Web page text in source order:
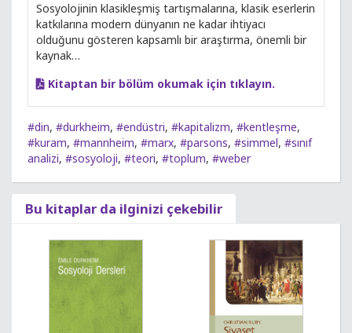
Sosyolojinin klasikleşmiş tartışmalarına, klasik eserlerin
katkılarına modern dünyanın ne kadar ihtiyacı
olduğunu gösteren kapsamlı bir araştırma, önemli bir
kaynak…
Kitaptan bir bölüm okumak için tıklayın.
#din, #durkheim, #endüstri, #kapitalizm, #kentleşme,
#kuram, #mannheim, #marx, #parsons, #simmel, #sınıf
analizi, #sosyoloji, #teori, #toplum, #weber
Bu kitaplar da ilginizi çekebilir